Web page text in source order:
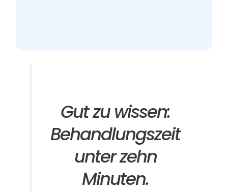
Gut zu wissen:
Behandlungszeit
unter zehn
Minuten.